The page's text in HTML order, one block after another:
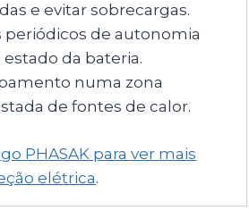
e evitar sobrecargas.
periódicos de autonomia
estado da bateria.
numa zona
de fontes de calor.
PHASAK para ver mais
elétrica.